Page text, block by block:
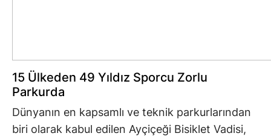
15 Ülkeden 49 Yıldız Sporcu Zorlu
Parkurda
Dünyanın en kapsamlı ve teknik parkurlarından
biri olarak kabul edilen Ayçiçeği Bisiklet Vadisi,